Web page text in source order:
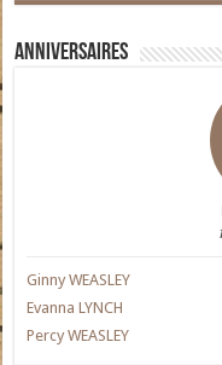
Anniversaires
Ginny WEASLEY
Evanna LYNCH
Percy WEASLEY